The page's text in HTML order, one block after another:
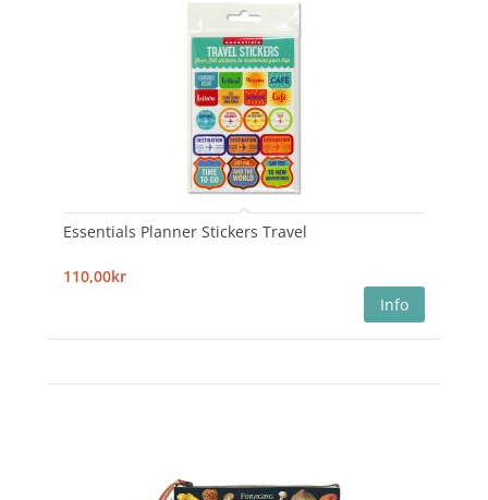
Essentials Planner Stickers Travel
110,00kr